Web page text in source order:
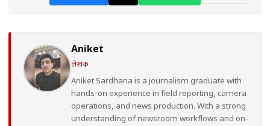
Aniket
लेखक
Aniket Sardhana is a journalism graduate with
hands-on experience in field reporting, camera
operations, and news production. With a strong
understanding of newsroom workflows and on-